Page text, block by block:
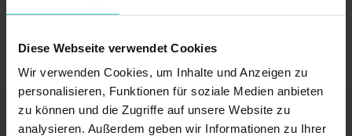
Diese Webseite verwendet Cookies
Wir verwenden Cookies, um Inhalte und Anzeigen zu
personalisieren, Funktionen für soziale Medien anbieten
zu können und die Zugriffe auf unsere Website zu
analysieren. Außerdem geben wir Informationen zu Ihrer